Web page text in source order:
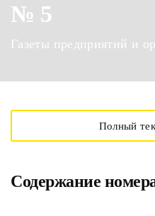
№ 5
Газеты предприятий и
Полный
Содержание